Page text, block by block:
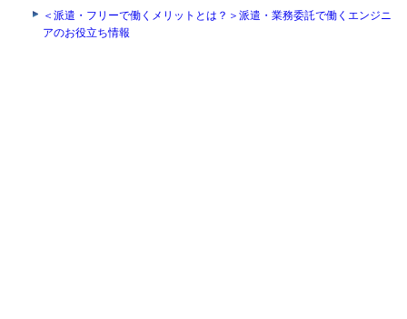
＜派遣・フリーで働くメリットとは？＞派遣・業務委託で働くエンジニ
アのお役立ち情報